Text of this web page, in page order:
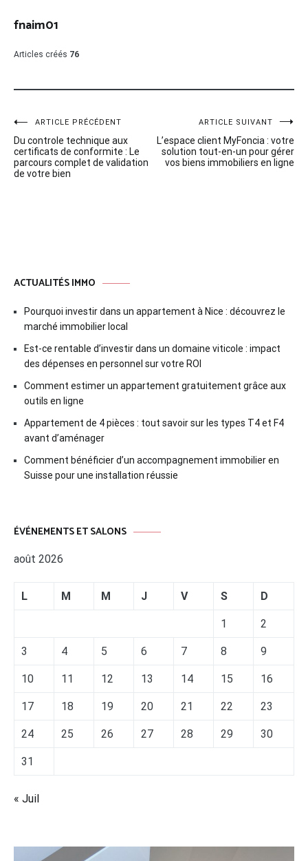
fnaim01
Articles créés 76
Navigation
de
l’article
ARTICLE PRÉCÉDENT
Du controle technique aux
certificats de conformite : Le
parcours complet de validation
de votre bien
ARTICLE SUIVANT
L’espace client MyFoncia : votre
solution tout-en-un pour gérer
vos biens immobiliers en ligne
ACTUALITÉS IMMO
Pourquoi investir dans un appartement à Nice : découvrez le
marché immobilier local
Est-ce rentable d’investir dans un domaine viticole : impact
des dépenses en personnel sur votre ROI
Comment estimer un appartement gratuitement grâce aux
outils en ligne
Appartement de 4 pièces : tout savoir sur les types T4 et F4
avant d’aménager
Comment bénéficier d’un accompagnement immobilier en
Suisse pour une installation réussie
ÉVÉNEMENTS ET SALONS
août 2026
L M M J V S D
1 2
3 4 5 6 7 8 9
10 11 12 13 14 15 16
17 18 19 20 21 22 23
24 25 26 27 28 29 30
31
« Juil